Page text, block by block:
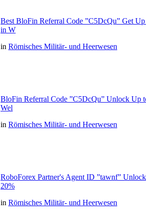
Best BloFin Referral Code ”C5DcQu” Get
in W
in Römisches Militär- und Heerwesen
BloFin Referral Code ”C5DcQu” Unlock Up
Wel
in Römisches Militär- und Heerwesen
RoboForex Partner's Agent ID ”tawnf”
20%
in Römisches Militär- und Heerwesen